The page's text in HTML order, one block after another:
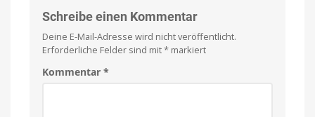
Schreibe einen Kommentar
Deine E-Mail-Adresse wird nicht veröffentlicht.
Erforderliche Felder sind mit* markiert
Kommentar *